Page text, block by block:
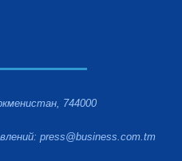
744000
press@business.com.tm